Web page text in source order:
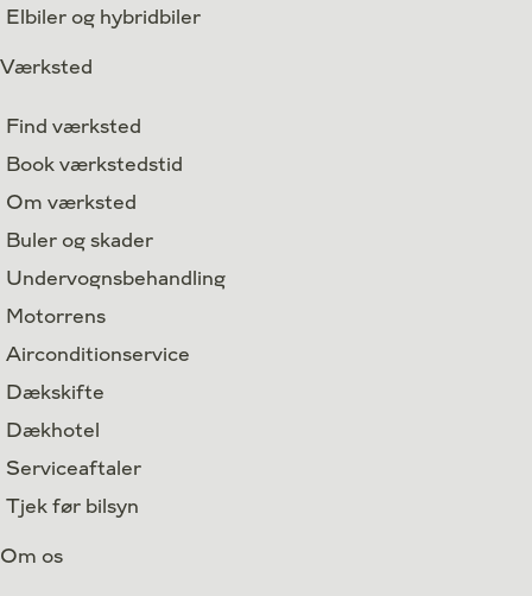
Elbiler og hybridbiler
Værksted
Find værksted
Book værkstedstid
Om værksted
Buler og skader
Undervognsbehandling
Motorrens
Airconditionservice
Dækskifte
Dækhotel
Serviceaftaler
Tjek før bilsyn
Om os